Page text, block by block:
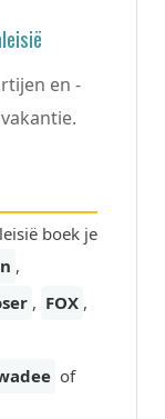
en -
boek je
,
, FOX ,
of